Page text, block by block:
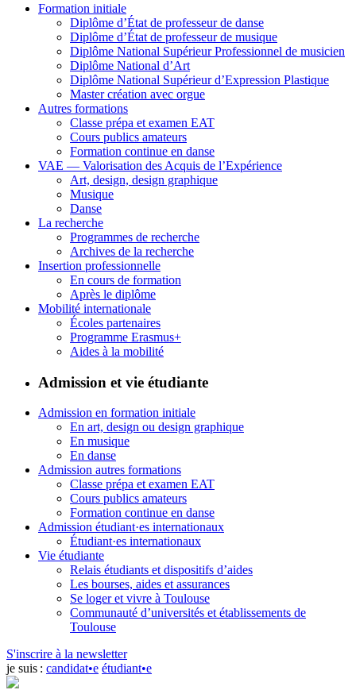
Formation initiale
Diplôme d’État de professeur de danse
Diplôme d’État de professeur de musique
Diplôme National Supérieur Professionnel de musicien
Diplôme National d’Art
Diplôme National Supérieur d’Expression Plastique
Master création avec orgue
Autres formations
Classe prépa et examen EAT
Cours publics amateurs
Formation continue en danse
VAE — Valorisation des Acquis de l’Expérience
Art, design, design graphique
Musique
Danse
La recherche
Programmes de recherche
Archives de la recherche
Insertion professionnelle
En cours de formation
Après le diplôme
Mobilité internationale
Écoles partenaires
Programme Erasmus+
Aides à la mobilité
Admission et vie étudiante
Admission en formation initiale
En art, design ou design graphique
En musique
En danse
Admission autres formations
Classe prépa et examen EAT
Cours publics amateurs
Formation continue en danse
Admission étudiant·es internationaux
Étudiant·es internationaux
Vie étudiante
Relais étudiants et dispositifs d’aides
Les bourses, aides et assurances
Se loger et vivre à Toulouse
Communauté d’universités et établissements de
Toulouse
S'inscrire à la newsletter
je suis : candidat•e étudiant•e